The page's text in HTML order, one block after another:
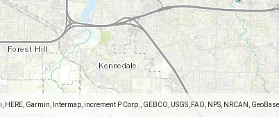
HERE, Garmin, Intermap, increment P Corp., GEBCO, USGS, FAO, NPS, NRCAN,